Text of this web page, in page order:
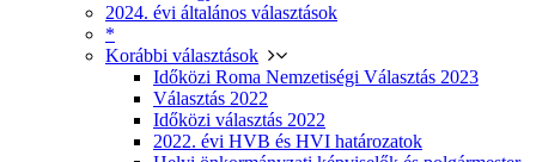
2024. évi általános választások
*
Korábbi választások
Időközi Roma Nemzetiségi Választás 2023
Választás 2022
Időközi választás 2022
2022. évi HVB és HVI határozatok